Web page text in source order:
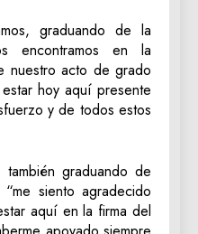
graduando de la
encontramos en la
nuestro acto de grado
hoy aquí presente
y de todos estos
graduando de
siento agradecido
aquí en la firma del